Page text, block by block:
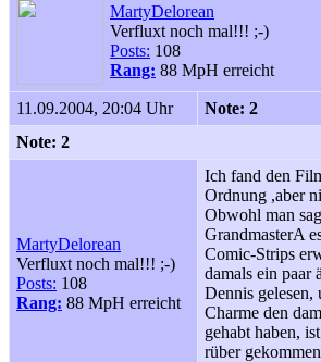
MartyDelorean
Verfluxt noch mal!!! ;-)
Posts: 108
Rang: 88 MpH erreicht
11.09.2004, 20:04 Uhr
Note: 2
Note: 2
MartyDelorean
Verfluxt noch mal!!! ;-)
Posts: 108
Rang: 88 MpH erreicht
Ich fand den
Ordnung ,aber
Obwohl man
GrandmasterA
Comic-Strips
damals ein paar
Dennis gelesen,
Charme den
gehabt haben,
rüber